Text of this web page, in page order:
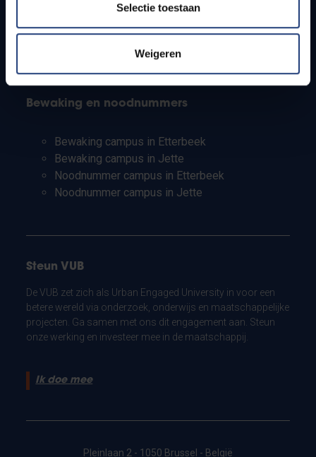
Selectie toestaan
Weigeren
PhD-studenten
Leerkrachten en secundaire scholen
Bewaking en noodnummers
Bewaking campus in Etterbeek
Bewaking campus in Jette
Noodnummer campus in Etterbeek
Noodnummer campus in Jette
Steun VUB
De VUB zet zich als Urban Engaged University in voor een
betere wereld via onderzoek, onderwijs en maatschappelijke
projecten. Ga samen met ons dit engagement aan. Steun
onze werking en investeer mee in de maatschappij.
Ik doe mee
Pleinlaan 2 - 1050 Brussel - België